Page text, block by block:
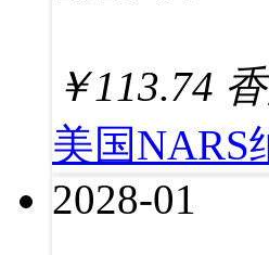
￥113.74
美国NARS
2028-01